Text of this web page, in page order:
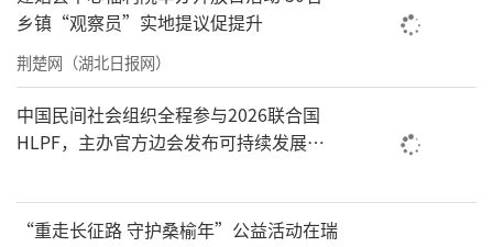
乡镇“观察员”实地提议促提升
荆楚网（湖北日报网）
中国民间社会组织全程参与2026联合国
HLPF，主办官方边会发布可持续发展标
“重走长征路 守护桑榆年”公益活动在瑞